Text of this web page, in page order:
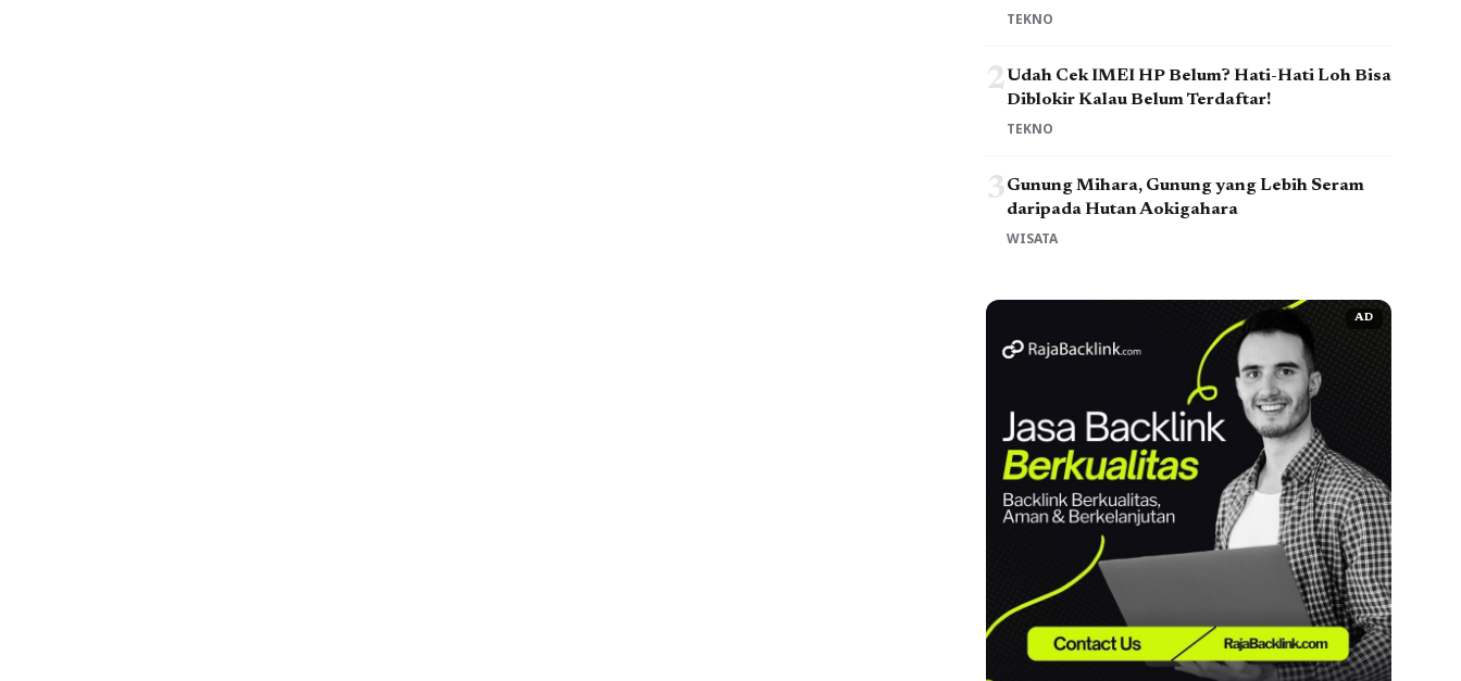
TEKNO
2Udah Cek IMEI HP Belum? Hati-Hati Loh Bisa
Diblokir Kalau Belum Terdaftar!
TEKNO
3Gunung Mihara, Gunung yang Lebih Seram
daripada Hutan Aokigahara
WISATA
AD